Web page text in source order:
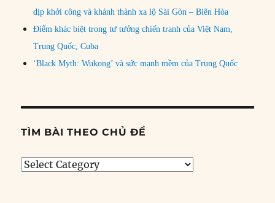
dịp khởi công và khánh thành xa lộ Sài Gòn – Biên Hòa
Điểm khác biệt trong tư tưởng chiến tranh của Việt Nam,
Trung Quốc, Cuba
‘Black Myth: Wukong’ và sức mạnh mềm của Trung Quốc
TÌM BÀI THEO CHỦ ĐỀ
Tìm